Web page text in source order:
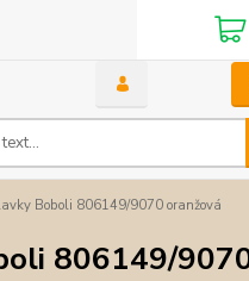
Boboli 806149/9070 oranžová
806149/